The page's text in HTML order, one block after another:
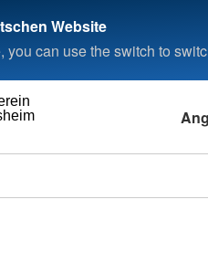
Website
you can use the switch to